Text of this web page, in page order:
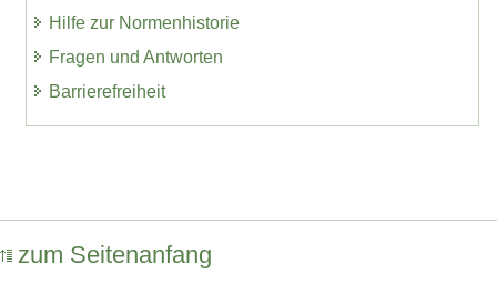
Hilfe zur Normenhistorie
Fragen und Antworten
Barrierefreiheit
zum Seitenanfang